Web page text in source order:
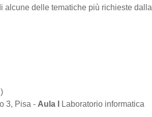
alcune delle tematiche più richieste dalla
3, Pisa - Aula I
Laboratorio informatica